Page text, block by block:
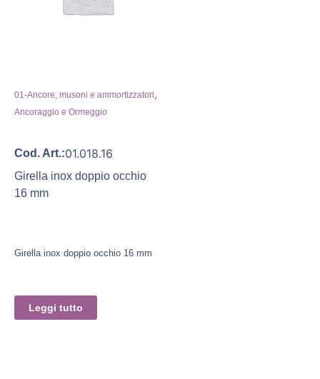
01-Ancore, musoni e ammortizzatori,
Ancoraggio e Ormeggio
Cod. Art.:01.018.16
Girella inox doppio occhio
16 mm
Girella inox doppio occhio 16 mm
Leggi tutto